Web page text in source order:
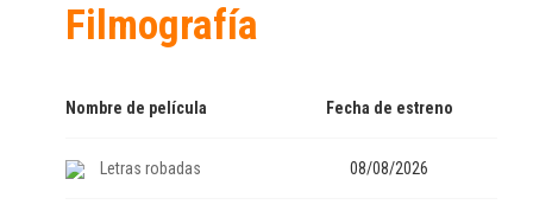
Filmografía
Nombre de película Fecha de estreno
Letras robadas 08/08/2026